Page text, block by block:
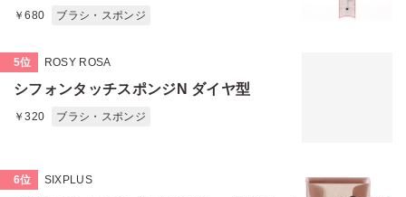
￥680 ブラシ・スポンジ
5位 ROSY ROSA
シフォンタッチスポンジN ダイヤ型
￥320 ブラシ・スポンジ
6位 SIXPLUS